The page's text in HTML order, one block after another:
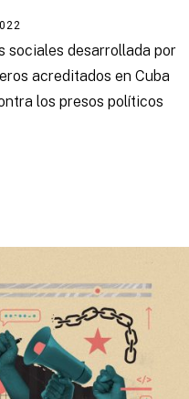
sociales desarrollada por
acreditados en Cuba
los presos políticos